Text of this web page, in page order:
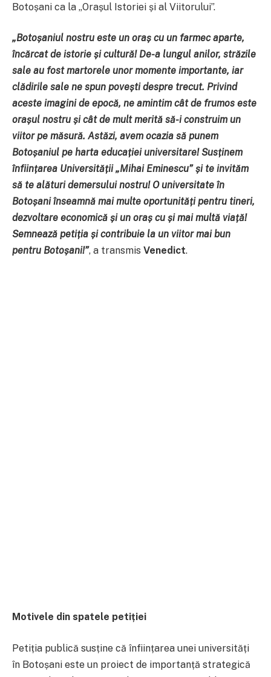
Botoșani ca la „Orașul Istoriei și al Viitorului”.
„Botoșaniul nostru este un oraș cu un farmec aparte,
încărcat de istorie și cultură! De-a lungul anilor, străzile
sale au fost martorele unor momente importante, iar
clădirile sale ne spun povești despre trecut. Privind
aceste imagini de epocă, ne amintim cât de frumos este
orașul nostru și cât de mult merită să-i construim un
viitor pe măsură. Astăzi, avem ocazia să punem
Botoșaniul pe harta educației universitare! Susținem
înființarea Universității „Mihai Eminescu” și te invităm
să te alături demersului nostru! O universitate în
Botoșani înseamnă mai multe oportunități pentru tineri,
dezvoltare economică și un oraș cu și mai multă viață!
Semnează petiția și contribuie la un viitor mai bun
pentru Botoșani!”, a transmis Venedict.
Motivele din spatele petiției
Petiția publică susține că înființarea unei universități
în Botoșani este un proiect de importanță strategică